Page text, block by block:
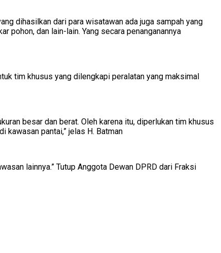
dihasilkan dari para wisatawan ada juga sampah yang
pohon, dan lain-lain. Yang secara penanganannya
tim khusus yang dilengkapi peralatan yang maksimal
besar dan berat. Oleh karena itu, diperlukan tim khusus
pantai,” jelas H. Batman
lainnya.” Tutup Anggota Dewan DPRD dari Fraksi